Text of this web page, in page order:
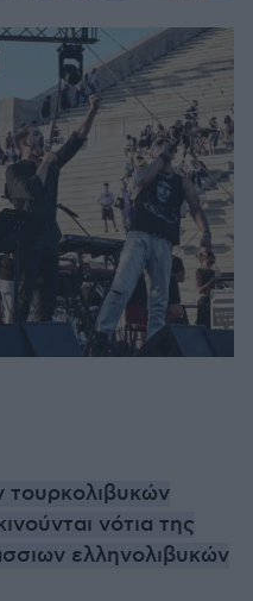
τουρκολιβυκών
νότια της
ελληνολιβυκών